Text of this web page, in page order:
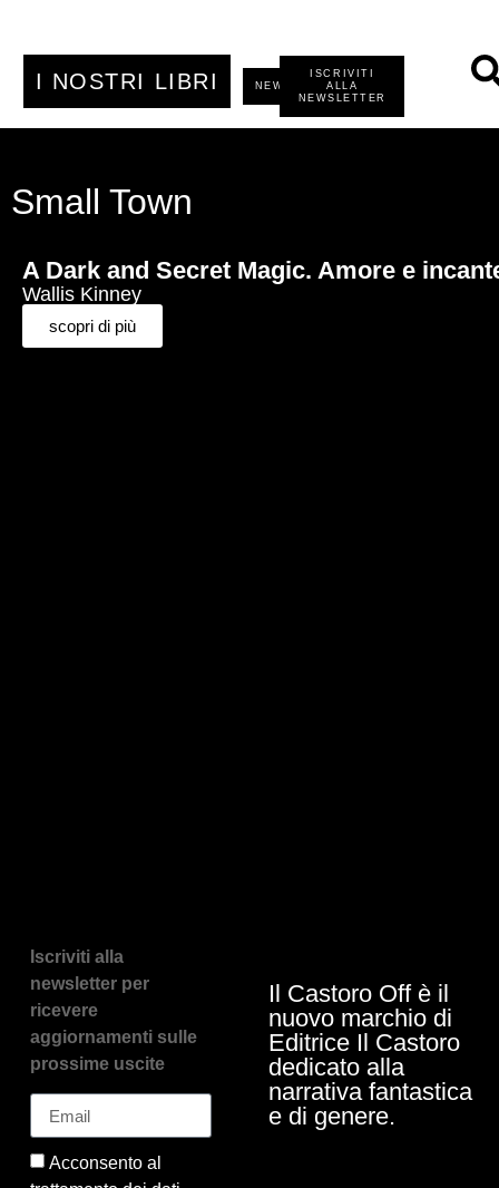
I NOSTRI LIBRI NEWS
ISCRIVITI
ALLA
NEWSLETTER
Small Town
A Dark and Secret Magic. Amore e
Wallis Kinney
scopri di più
Iscriviti alla
newsletter per
ricevere
aggiornamenti sulle
prossime uscite
Acconsento al
Il Castoro Off è il
nuovo marchio di
Editrice Il Castoro
dedicato alla
narrativa fantastica
e di genere.